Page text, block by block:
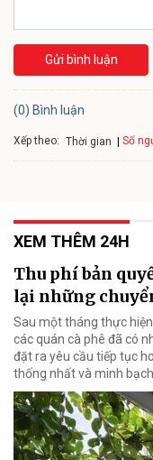
Gửi bình luận
(0) Bình luận
Xếp theo: Thời gian Số
XEM THÊM 24H
Thu phí bản
lại những
Sau một tháng thực
các quán cà phê đã có
đặt ra yêu cầu tiếp tục
thống nhất và minh